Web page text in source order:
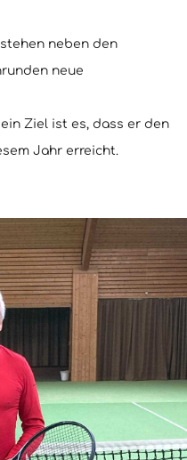
neben den
neue
Ziel ist es, dass er den
Jahr erreicht.